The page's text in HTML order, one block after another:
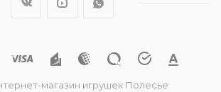
магазин игрушек Полесье